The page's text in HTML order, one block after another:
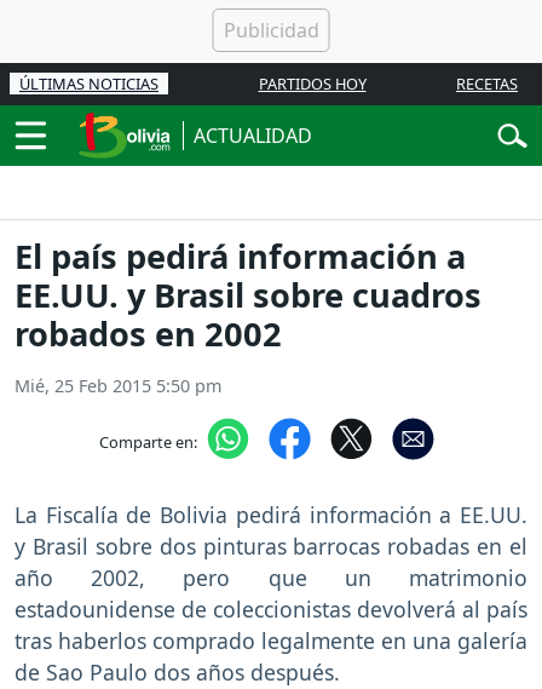
ÚLTIMAS NOTICIAS PARTIDOS HOY RECETAS
ACTUALIDAD
El país pedirá información a
EE.UU. y Brasil sobre cuadros
robados en 2002
Mié, 25 Feb 2015 5:50 pm
Comparte en:
La Fiscalía de Bolivia pedirá información a EE.UU.
y Brasil sobre dos pinturas barrocas robadas en el
año 2002, pero que un matrimonio
estadounidense de coleccionistas devolverá al país
tras haberlos comprado legalmente en una galería
de Sao Paulo dos años después.